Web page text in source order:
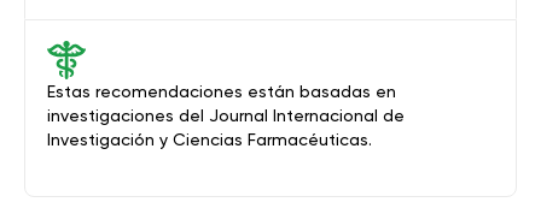
Estas recomendaciones están basadas en
investigaciones del Journal Internacional de
Investigación y Ciencias Farmacéuticas.